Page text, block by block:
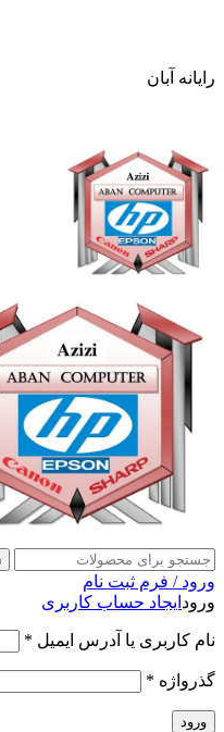
رایانه آبان
ورود / فرم ثبت نام
ورود ایجاد حساب کاربری
نام کاربری یا آدرس ایمیل *
گذرواژه *
ورود